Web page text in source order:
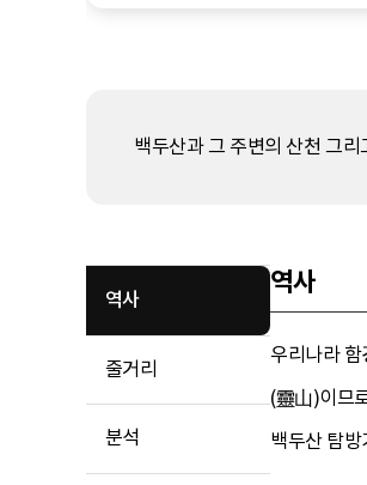
백두산과 그 주변의 산천 그
역사
줄거리
분석
역사
우리나라
(靈山)이므
백두산 탐